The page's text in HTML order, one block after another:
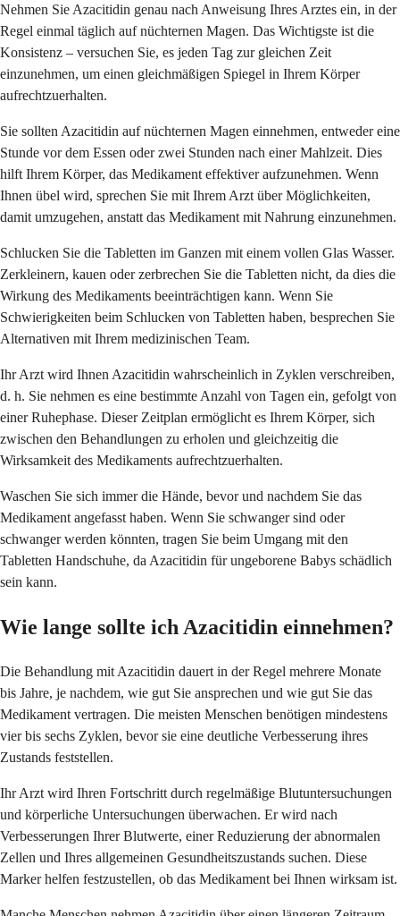
Nehmen Sie Azacitidin genau nach Anweisung Ihres Arztes ein, in der
Regel einmal täglich auf nüchternen Magen. Das Wichtigste ist die
Konsistenz – versuchen Sie, es jeden Tag zur gleichen Zeit
einzunehmen, um einen gleichmäßigen Spiegel in Ihrem Körper
aufrechtzuerhalten.
Sie sollten Azacitidin auf nüchternen Magen einnehmen, entweder eine
Stunde vor dem Essen oder zwei Stunden nach einer Mahlzeit. Dies
hilft Ihrem Körper, das Medikament effektiver aufzunehmen. Wenn
Ihnen übel wird, sprechen Sie mit Ihrem Arzt über Möglichkeiten,
damit umzugehen, anstatt das Medikament mit Nahrung einzunehmen.
Schlucken Sie die Tabletten im Ganzen mit einem vollen Glas Wasser.
Zerkleinern, kauen oder zerbrechen Sie die Tabletten nicht, da dies die
Wirkung des Medikaments beeinträchtigen kann. Wenn Sie
Schwierigkeiten beim Schlucken von Tabletten haben, besprechen Sie
Alternativen mit Ihrem medizinischen Team.
Ihr Arzt wird Ihnen Azacitidin wahrscheinlich in Zyklen verschreiben,
d. h. Sie nehmen es eine bestimmte Anzahl von Tagen ein, gefolgt von
einer Ruhephase. Dieser Zeitplan ermöglicht es Ihrem Körper, sich
zwischen den Behandlungen zu erholen und gleichzeitig die
Wirksamkeit des Medikaments aufrechtzuerhalten.
Waschen Sie sich immer die Hände, bevor und nachdem Sie das
Medikament angefasst haben. Wenn Sie schwanger sind oder
schwanger werden könnten, tragen Sie beim Umgang mit den
Tabletten Handschuhe, da Azacitidin für ungeborene Babys schädlich
sein kann.
Wie lange sollte ich Azacitidin einnehmen?
Die Behandlung mit Azacitidin dauert in der Regel mehrere Monate
bis Jahre, je nachdem, wie gut Sie ansprechen und wie gut Sie das
Medikament vertragen. Die meisten Menschen benötigen mindestens
vier bis sechs Zyklen, bevor sie eine deutliche Verbesserung ihres
Zustands feststellen.
Ihr Arzt wird Ihren Fortschritt durch regelmäßige Blutuntersuchungen
und körperliche Untersuchungen überwachen. Er wird nach
Verbesserungen Ihrer Blutwerte, einer Reduzierung der abnormalen
Zellen und Ihres allgemeinen Gesundheitszustands suchen. Diese
Marker helfen festzustellen, ob das Medikament bei Ihnen wirksam ist.